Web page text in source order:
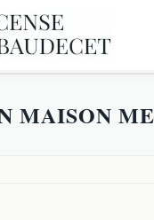
MAISON